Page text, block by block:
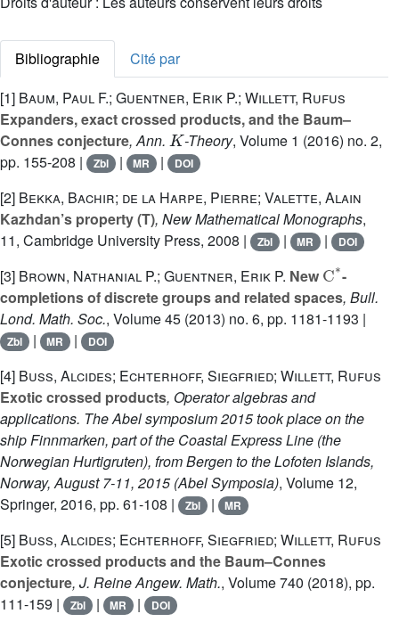
Bibliographie
Cité par
[1] Baum, Paul F.; Guentner, Erik P.; Willett, Rufus
Expanders, exact crossed products, and the Baum–
Connes conjecture, Ann.
K
-Theory, Volume 1 (2016) no. 2,
pp. 155-208 |
Zbl | MR | DOI
[2] Bekka, Bachir; de la Harpe, Pierre; Valette, Alain
Kazhdan’s property (T), New Mathematical Monographs,
11, Cambridge University Press, 2008 | Zbl | MR | DOI
[3] Brown, Nathanial P.; Guentner, Erik P. New
*
-
completions of discrete groups and related spaces, Bull.
Lond. Math. Soc., Volume 45 (2013) no. 6, pp. 1181-1193 |
Zbl | MR | DOI
[4] Buss, Alcides; Echterhoff, Siegfried; Willett, Rufus
Exotic crossed products, Operator algebras and
applications. The Abel symposium 2015 took place on the
ship Finnmarken, part of the Coastal Express Line (the
Norwegian Hurtigruten), from Bergen to the Lofoten Islands,
Norway, August 7-11, 2015(Abel Symposia), Volume 12,
Springer, 2016, pp. 61-108 |
Zbl | MR
[5] Buss, Alcides; Echterhoff, Siegfried; Willett, Rufus
Exotic crossed products and the Baum–Connes
conjecture, J. Reine Angew. Math., Volume 740 (2018), pp.
111-159 |
Zbl | MR | DOI